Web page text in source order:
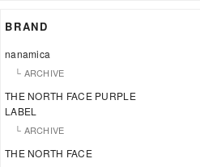
BRAND
nanamica
└ ARCHIVE
THE NORTH FACE PURPLE
LABEL
└ ARCHIVE
THE NORTH FACE